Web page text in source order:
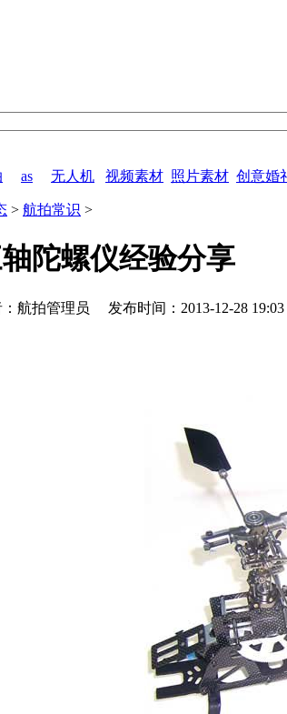
as 无人机 视频素材 照片素材 创意婚
> 航拍常识 >
陀螺仪经验分享
拍管理员 发布时间：2013-12-28